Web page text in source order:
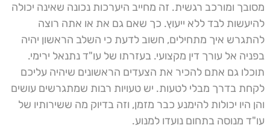
מסובך ומורכב רגשית. זה מחייב היערכות נכונה שאינה יכולה
להיעשות לבד ללא ייעוץ. כך שאם גם את או אתה רוצה
להתגרש איך מתחילים, חשוב לדעת כי השלב הראשון יהיה
בפניה אל עורך דין מקצועי. בעזרתו של עו"ד נתנאל ירימי.
תוכלו גם אתם להכיר את הצעדים הראשונים שיהיה עליכם
לקחת בדרך מבלי לטעות. יש טעויות רבות שמתגרשים עושים
והן היו יכולות להימנע כבר מזמן, וזה בדיוק מה ששירותיו של
עו"ד מנוסה בתחום נועדו למנוע.